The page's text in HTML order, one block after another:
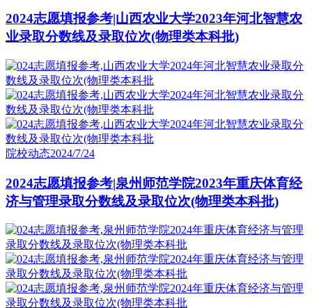
2024志愿填报参考|山西农业大学2023年河北智慧农
业录取分数线及录取位次(物理类本科批)
院校动态2024/7/24
2024志愿填报参考|泉州师范学院2023年重庆体育经
济与管理录取分数线及录取位次(物理类本科批)